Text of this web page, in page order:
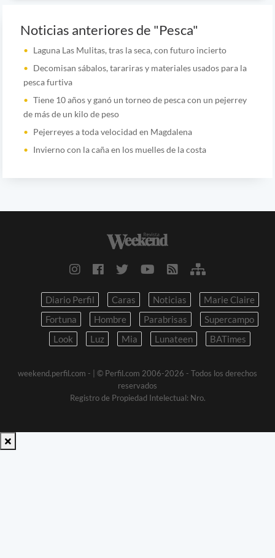
Noticias anteriores de "Pesca"
Laguna Las Mulitas, tras la seca, con futuro incierto
Decomisan sábalos, tarariras y materiales usados para la
pesca furtiva
Tiene 10 años y ganó un torneo de pesca con un pejerrey
de más de un kilo de peso
Pejerreyes a toda velocidad en Magdalena
Invierno con la caña en los muelles de la costa
Diario Perfil Caras Noticias
Marie Claire
Fortuna
Hombre Parabrisas
Supercampo
Look
Luz Mia Lunateen BATimes
weekend.perfil.com -
| © Perfil.com 2006-2026 - Todos los derechos
reservados
Registro de Propiedad Intelectual: Nro.